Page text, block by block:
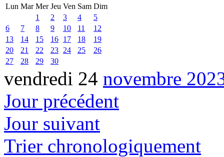
Lun Mar Mer Jeu Ven Sam Dim
1
2 3 4
5
6
7 8 9 10 11
12
13
14 15 16 17 18
19
20
21 22 23 24 25
26
27
28 29 30
vendredi 24 novembre
Jour précédent
Jour suivant
Trier chronologiquement